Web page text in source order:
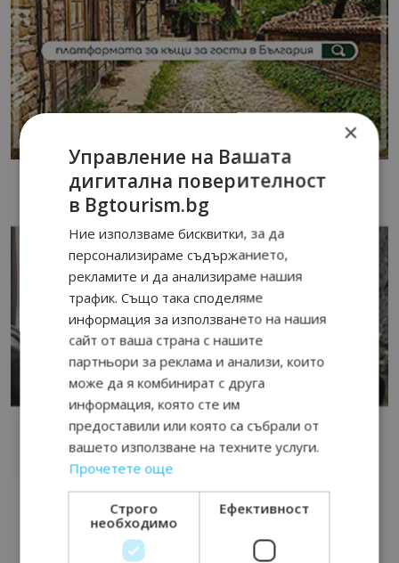
×
Управление на Вашата
дигитална поверителност
в Bgtourism.bg
Ние използваме бисквитки, за да
персонализираме съдържанието,
рекламите и да анализираме нашия
трафик. Също така споделяме
информация за използването на нашия
сайт от ваша страна с нашите
партньори за реклама и анализи, които
може да я комбинират с друга
информация, която сте им
предоставили или която са събрали от
вашето използване на техните услуги.
Прочетете още
Строго
необходимо
Ефективност